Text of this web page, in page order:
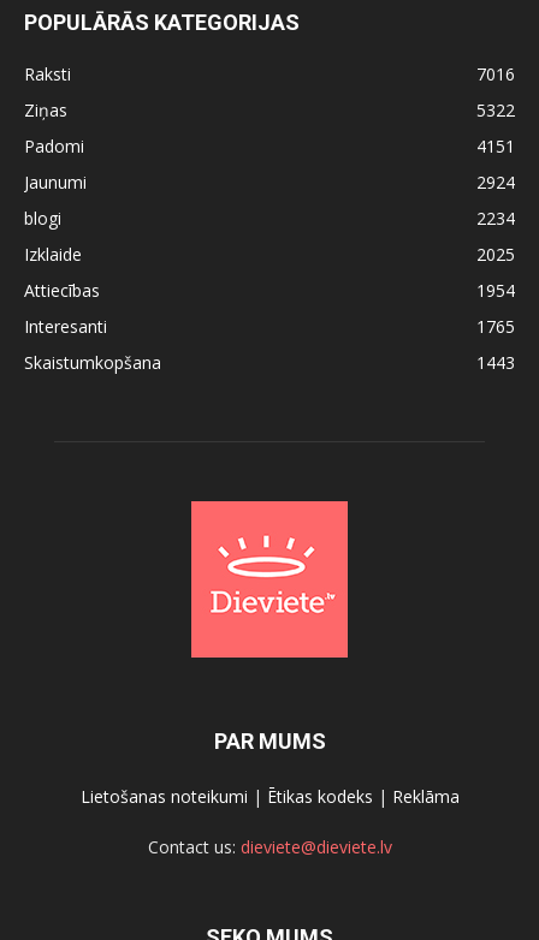
POPULĀRĀS KATEGORIJAS
Raksti
7016
Ziņas
5322
Padomi
4151
Jaunumi
2924
blogi
2234
Izklaide
2025
Attiecības
1954
Interesanti
1765
Skaistumkopšana
1443
PAR MUMS
Lietošanas noteikumi | Ētikas kodeks | Reklāma
Contact us: dieviete@dieviete.lv